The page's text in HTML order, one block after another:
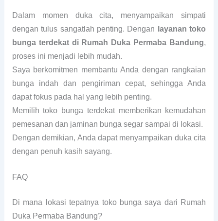
Dalam momen duka cita, menyampaikan simpati
dengan tulus sangatlah penting. Dengan layanan toko
bunga terdekat di Rumah Duka Permaba Bandung,
proses ini menjadi lebih mudah.
Saya berkomitmen membantu Anda dengan rangkaian
bunga indah dan pengiriman cepat, sehingga Anda
dapat fokus pada hal yang lebih penting.
Memilih toko bunga terdekat memberikan kemudahan
pemesanan dan jaminan bunga segar sampai di lokasi.
Dengan demikian, Anda dapat menyampaikan duka cita
dengan penuh kasih sayang.
FAQ
Di mana lokasi tepatnya toko bunga saya dari Rumah
Duka Permaba Bandung?